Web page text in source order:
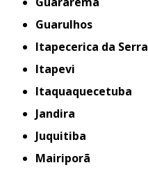
Guarulhos
Itapecerica da Serra
Itapevi
Itaquaquecetuba
Jandira
Juquitiba
Mairiporã